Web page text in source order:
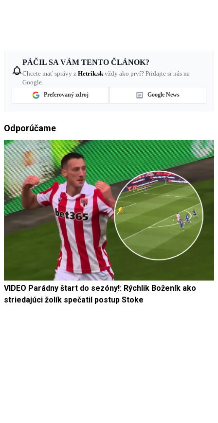
PÁČIL SA VÁM TENTO ČLÁNOK?
Chcete mať správy z Hetrik.sk vždy ako prví? Pridajte si nás na
Google.
Preferovaný zdroj Google News
Odporúčame
VIDEO Parádny štart do sezóny!: Rýchlik Boženík ako
striedajúci žolík spečatil postup Stoke